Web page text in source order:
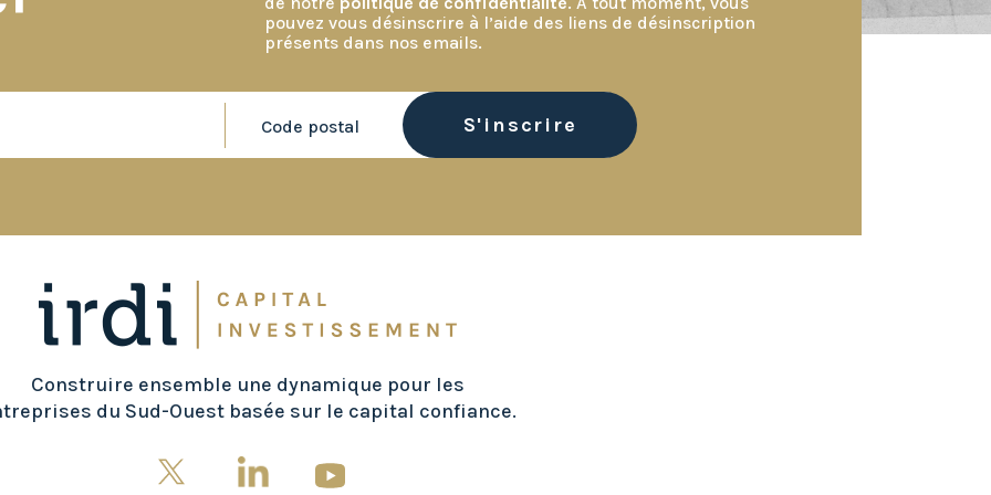
pouvez vous désinscrire à l’aide des liens de désinscription
présents dans nos emails.
Construire ensemble une dynamique pour les
du Sud-Ouest basée sur le capital confiance.